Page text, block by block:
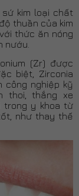
kim loại chất
thuần của kim
thức ăn nóng
nướu.
(Zr) được
biệt, Zirconia
công nghiệp kỹ
thoi, thắng xe
trong y khoa từ
như thay thế